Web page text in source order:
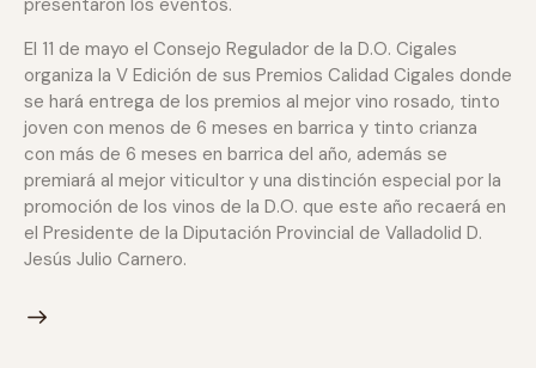
presentaron los eventos.
El 11 de mayo el Consejo Regulador de la D.O. Cigales
organiza la V Edición de sus Premios Calidad Cigales donde
se hará entrega de los premios al mejor vino rosado, tinto
joven con menos de 6 meses en barrica y tinto crianza
con más de 6 meses en barrica del año, además se
premiará al mejor viticultor y una distinción especial por la
promoción de los vinos de la D.O. que este año recaerá en
el Presidente de la Diputación Provincial de Valladolid D.
Jesús Julio Carnero.